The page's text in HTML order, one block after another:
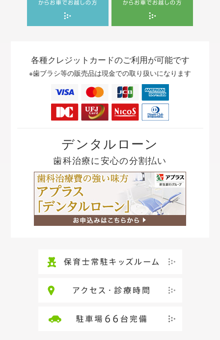
各種クレジットカードのご利用が可能です
※歯ブラシ等の販売品は現金での取り扱いになります
デンタルローン
歯科治療に安心の分割払い